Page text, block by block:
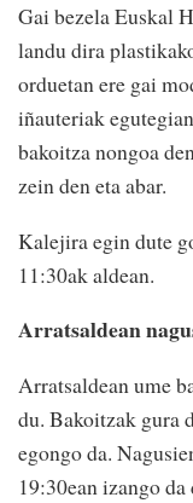
Gai bezela Euskal
landu dira
orduetan ere gai
iñauteriak
bakoitza nongoa
zein den eta abar.
Kalejira egin dute
11:30ak aldean.
Arratsaldean
Arratsaldean ume
du. Bakoitzak gura
egongo da.
19:30ean izango